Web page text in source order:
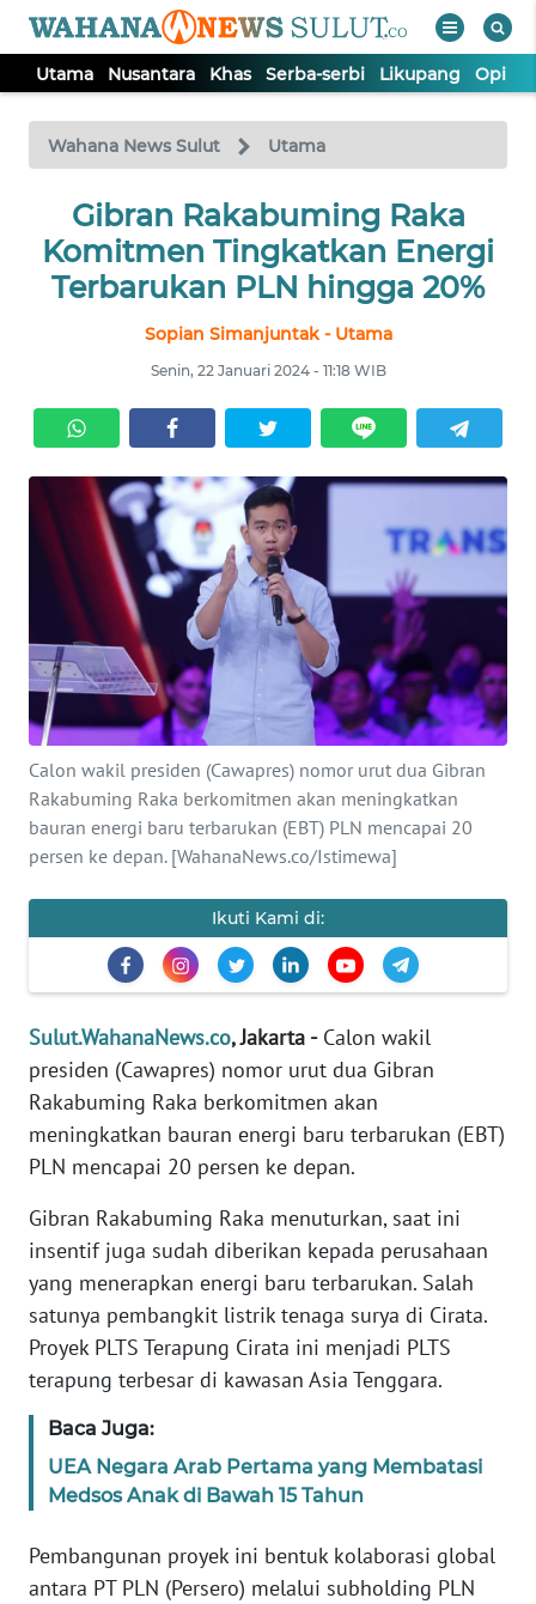
Utama Nusantara Khas Serba-serbi Likupang Opini
Wahana News Sulut Utama
Gibran Rakabuming Raka
Komitmen Tingkatkan Energi
Terbarukan PLN hingga 20%
Sopian Simanjuntak - Utama
Senin, 22 Januari 2024 - 11:18 WIB
Calon wakil presiden (Cawapres) nomor urut dua Gibran
Rakabuming Raka berkomitmen akan meningkatkan
bauran energi baru terbarukan (EBT) PLN mencapai 20
persen ke depan. [WahanaNews.co/Istimewa]
Ikuti Kami di:
Sulut.WahanaNews.co, Jakarta -Calon wakil
presiden (Cawapres) nomor urut dua Gibran
Rakabuming Raka berkomitmen akan
meningkatkan bauran energi baru terbarukan (EBT)
PLN mencapai 20 persen ke depan.
Gibran Rakabuming Raka menuturkan, saat ini
insentif juga sudah diberikan kepada perusahaan
yang menerapkan energi baru terbarukan. Salah
satunya pembangkit listrik tenaga surya di Cirata.
Proyek PLTS Terapung Cirata ini menjadi PLTS
terapung terbesar di kawasan Asia Tenggara.
Baca Juga:
UEA Negara Arab Pertama yang Membatasi
Medsos Anak di Bawah 15 Tahun
Pembangunan proyek ini bentuk kolaborasi global
antara PT PLN (Persero) melalui subholding PLN
TV
Tutup
UTAMA
NUSANTARA
SERBA-
SERBI
LIKUPANG
OPINI
Informasi
INDEKS
BERITA
KONTAK
KAMI
INFO
PEDOMAN
MEDIA
SIBER
REDAKSI
KARIR
DISCLAIMER
Wahana
News
Regional
WN
SUMUT
WN
JAKARTA